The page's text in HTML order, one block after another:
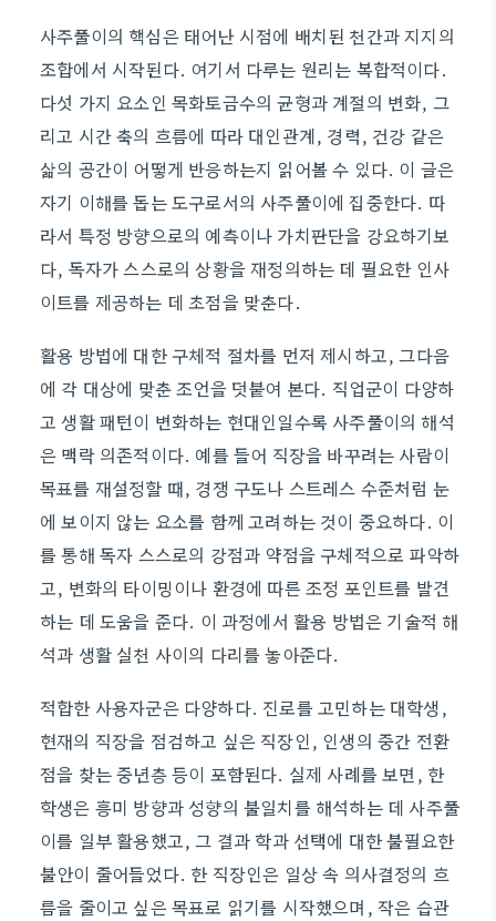
사주풀이의 핵심은 태어난 시점에 배치된 천간과 지지의
조합에서 시작된다. 여기서 다루는 원리는 복합적이다.
다섯 가지 요소인 목화토금수의 균형과 계절의 변화, 그
리고 시간 축의 흐름에 따라 대인관계, 경력, 건강 같은
삶의 공간이 어떻게 반응하는지 읽어볼 수 있다. 이 글은
자기 이해를 돕는 도구로서의 사주풀이에 집중한다. 따
라서 특정 방향으로의 예측이나 가치판단을 강요하기보
다, 독자가 스스로의 상황을 재정의하는 데 필요한 인사
이트를 제공하는 데 초점을 맞춘다.
활용 방법에 대한 구체적 절차를 먼저 제시하고, 그다음
에 각 대상에 맞춘 조언을 덧붙여 본다. 직업군이 다양하
고 생활 패턴이 변화하는 현대인일수록 사주풀이의 해석
은 맥락 의존적이다. 예를 들어 직장을 바꾸려는 사람이
목표를 재설정할 때, 경쟁 구도나 스트레스 수준처럼 눈
에 보이지 않는 요소를 함께 고려하는 것이 중요하다. 이
를 통해 독자 스스로의 강점과 약점을 구체적으로 파악하
고, 변화의 타이밍이나 환경에 따른 조정 포인트를 발견
하는 데 도움을 준다. 이 과정에서 활용 방법은 기술적 해
석과 생활 실천 사이의 다리를 놓아준다.
적합한 사용자군은 다양하다. 진로를 고민하는 대학생,
현재의 직장을 점검하고 싶은 직장인, 인생의 중간 전환
점을 찾는 중년층 등이 포함된다. 실제 사례를 보면, 한
학생은 흥미 방향과 성향의 불일치를 해석하는 데 사주풀
이를 일부 활용했고, 그 결과 학과 선택에 대한 불필요한
불안이 줄어들었다. 한 직장인은 일상 속 의사결정의 흐
름을 줄이고 싶은 목표로 읽기를 시작했으며, 작은 습관